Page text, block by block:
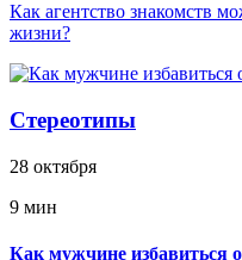
Как агентство знакомств
жизни?
Стереотипы
28 октября
9 мин
Как мужчине избавиться